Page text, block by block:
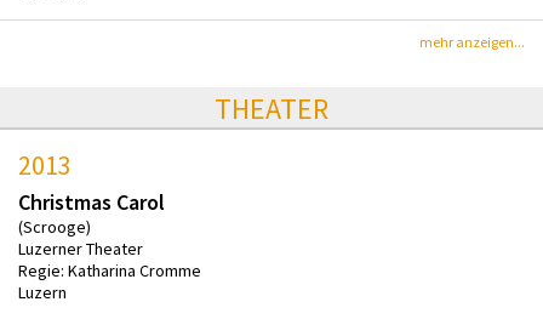
mehr anzeigen...
THEATER
2013
Christmas Carol
(Scrooge)
Luzerner Theater
Regie: Katharina Cromme
Luzern